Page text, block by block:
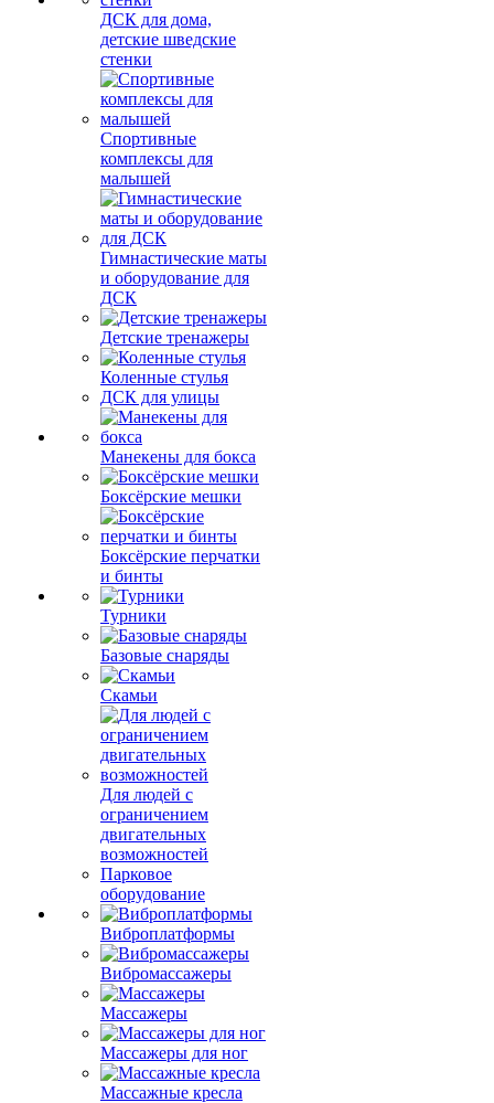
ДСК для дома,
детские шведские
стенки
Спортивные
комплексы для
малышей
Гимнастические маты
и оборудование для
ДСК
Детские тренажеры
Коленные стулья
ДСК для улицы
Манекены для бокса
Боксёрские мешки
Боксёрские перчатки
и бинты
Турники
Базовые снаряды
Скамьи
Для людей с
ограничением
двигательных
возможностей
Парковое
оборудование
Виброплатформы
Вибромассажеры
Массажеры
Массажеры для ног
Массажные кресла